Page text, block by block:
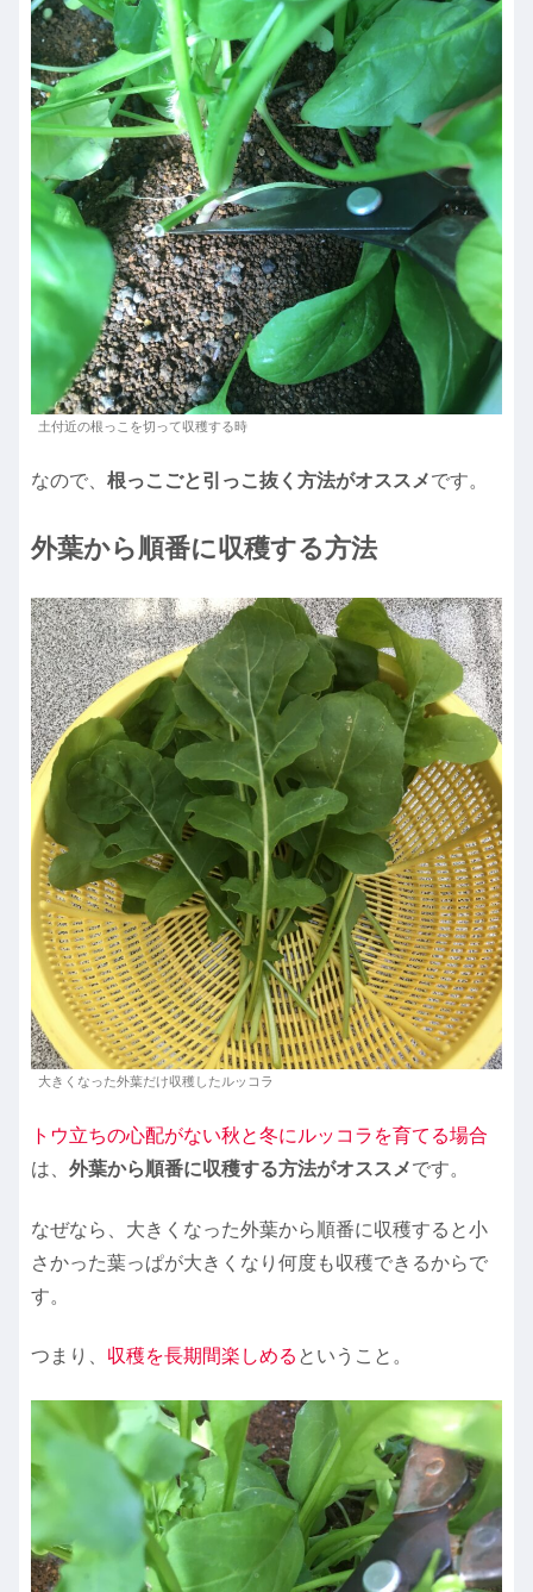
土付近の根っこを切って収穫する時
なので、 根っこごと引っこ抜く方法がオススメです。
外葉から順番に収穫する方法
大きくなった外葉だけ収穫したルッコラ
トウ立ちの心配がない秋と冬にルッコラを育てる場合
は、 外葉から順番に収穫する方法がオススメです。
なぜなら、大きくなった外葉から順番に収穫すると小
さかった葉っぱが大きくなり何度も収穫できるからで
す。
つまり、 収穫を長期間楽しめる ということ。